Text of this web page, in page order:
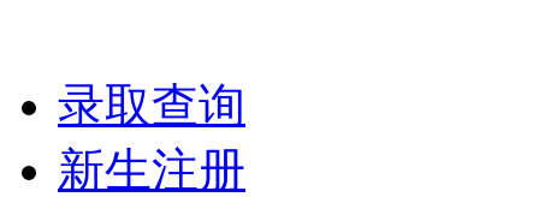
录取查询
新生注册